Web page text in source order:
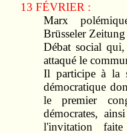
13 FÉVRIER :
Marx
Brüsseler
Débat social
attaqué le
Il participe à la
démocratique
le premier
démocrates,
l'invitation